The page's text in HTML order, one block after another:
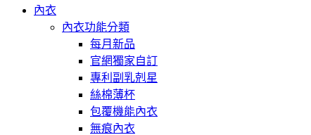
內衣
內衣功能分類
每月新品
官網獨家自訂
專利副乳剋星
絲棉薄杯
包覆機能內衣
無痕內衣